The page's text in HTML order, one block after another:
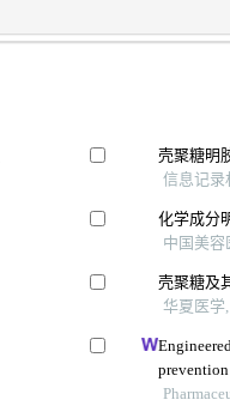
壳聚糖明
信息记录
化学成分
中国美容
壳聚糖及
华夏医学